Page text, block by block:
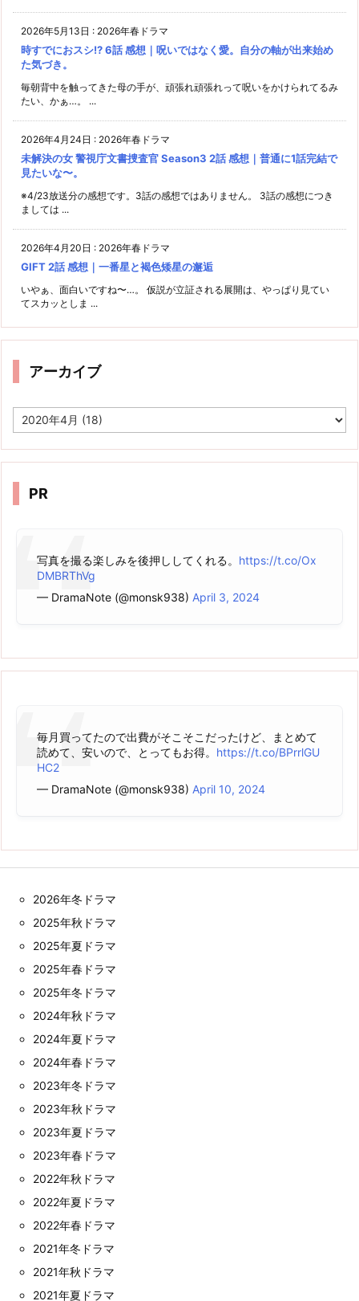
2026年5月13日 : 2026年春ドラマ
時すでにおスシ!? 6話 感想｜呪いではなく愛。自分の軸が出来始め
た気づき。
毎朝背中を触ってきた母の手が、頑張れ頑張れって呪いをかけられてるみ
たい、かぁ…。 ...
2026年4月24日 : 2026年春ドラマ
未解決の女 警視庁文書捜査官 Season3 2話 感想｜普通に1話完結で
見たいな〜。
※4/23放送分の感想です。3話の感想ではありません。 3話の感想につき
ましては ...
2026年4月20日 : 2026年春ドラマ
GIFT 2話 感想｜一番星と褐色矮星の邂逅
いやぁ、面白いですね〜…。 仮説が立証される展開は、やっぱり見てい
てスカッとしま ...
アーカイブ
ア
ー
イ
PR
写真を撮る楽しみを後押ししてくれる。 https://t.co/Ox
DMBRThVg
— DramaNote (@monsk938) April 3, 2024
毎月買ってたので出費がそこそこだったけど、まとめて
読めて、安いので、とってもお得。 https://t.co/BPrrlGU
HC2
— DramaNote (@monsk938) April 10, 2024
2026年冬ドラマ
2025年秋ドラマ
2025年夏ドラマ
2025年春ドラマ
2025年冬ドラマ
2024年秋ドラマ
2024年夏ドラマ
2024年春ドラマ
2023年冬ドラマ
2023年秋ドラマ
2023年夏ドラマ
2023年春ドラマ
2022年秋ドラマ
2022年夏ドラマ
2022年春ドラマ
2021年冬ドラマ
2021年秋ドラマ
2021年夏ドラマ